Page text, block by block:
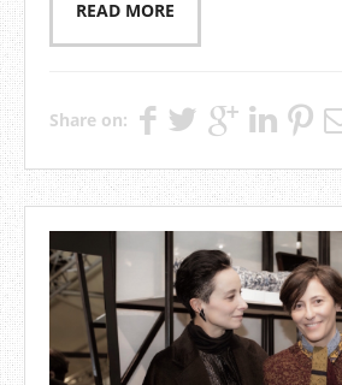
READ MORE
Share on: